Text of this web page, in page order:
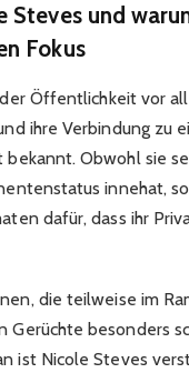
Steves und
Fokus
Öffentlichkeit vor
ihre Verbindung zu
bekannt. Obwohl sie
innehat,
dafür, dass ihr
die teilweise im
Gerüchte besonders
ist Nicole Steves